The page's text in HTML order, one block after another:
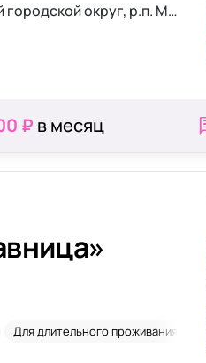
Московская область, Люберецкий городской округ, р.п. Малаховка, ул. Красная Змеёвка,д.15, Москва
₽ в месяц
Для длительного проживания